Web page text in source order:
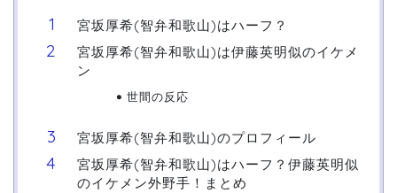
宮坂厚希(智弁和歌山)はハーフ？
宮坂厚希(智弁和歌山)は伊藤英明似のイケメ
ン
世間の反応
宮坂厚希(智弁和歌山)のプロフィール
宮坂厚希(智弁和歌山)はハーフ？伊藤英明似
のイケメン外野手！まとめ